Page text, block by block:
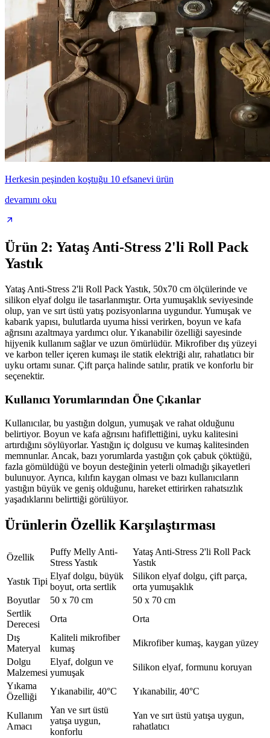
Herkesin peşinden koştuğu 10 efsanevi ürün
devamını oku
Ürün 2: Yataş Anti-Stress 2'li Roll Pack
Yastık
Yataş Anti-Stress 2'li Roll Pack Yastık, 50x70 cm ölçülerinde ve
silikon elyaf dolgu ile tasarlanmıştır. Orta yumuşaklık seviyesinde
olup, yan ve sırt üstü yatış pozisyonlarına uygundur. Yumuşak ve
kabarık yapısı, bulutlarda uyuma hissi verirken, boyun ve kafa
ağrısını azaltmaya yardımcı olur. Yıkanabilir özelliği sayesinde
hijyenik kullanım sağlar ve uzun ömürlüdür. Mikrofiber dış yüzeyi
ve karbon teller içeren kumaşı ile statik elektriği alır, rahatlatıcı bir
uyku ortamı sunar. Çift parça halinde satılır, pratik ve konforlu bir
seçenektir.
Kullanıcı Yorumlarından Öne Çıkanlar
Kullanıcılar, bu yastığın dolgun, yumuşak ve rahat olduğunu
belirtiyor. Boyun ve kafa ağrısını hafiflettiğini, uyku kalitesini
artırdığını söylüyorlar. Yastığın iç dolgusu ve kumaş kalitesinden
memnunlar. Ancak, bazı yorumlarda yastığın çok çabuk çöktüğü,
fazla gömüldüğü ve boyun desteğinin yeterli olmadığı şikayetleri
bulunuyor. Ayrıca, kılıfın kaygan olması ve bazı kullanıcıların
yastığın büyük ve geniş olduğunu, hareket ettirirken rahatsızlık
yaşadıklarını belirttiği görülüyor.
Ürünlerin Özellik Karşılaştırması
Özellik
Puffy Melly Anti-
Stress Yastık
Yataş Anti-Stress 2'li Roll Pack
Yastık
Yastık Tipi
Elyaf dolgu, büyük
boyut, orta sertlik
Silikon elyaf dolgu, çift parça,
orta yumuşaklık
Boyutlar
50 x 70 cm
50 x 70 cm
Sertlik
Derecesi
Orta
Orta
Dış
Materyal
Kaliteli mikrofiber
kumaş
Mikrofiber kumaş, kaygan yüzey
Dolgu
Malzemesi
Elyaf, dolgun ve
yumuşak
Silikon elyaf, formunu koruyan
Yıkama
Özelliği
Yıkanabilir, 40°C Yıkanabilir, 40°C
Kullanım
Amacı
Yan ve sırt üstü
yatışa uygun,
konforlu
Yan ve sırt üstü yatışa uygun,
rahatlatıcı